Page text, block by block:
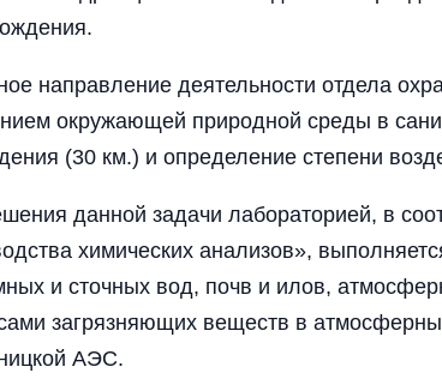
направление деятельности отдела
окружающей природной среды в
(30 км.) и определение степени
данной задачи лабораторией, в
химических анализов»,
и сточных вод, почв и илов,
загрязняющих веществ в
АЭС.